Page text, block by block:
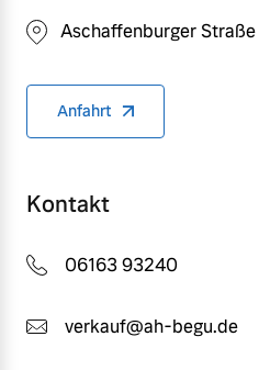
Aschaffenburger
Anfahrt
Kontakt
06163 93240
verkauf@ah-begu.de